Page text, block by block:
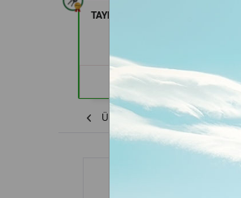
TAYFUN 2.0 GmbH (in Nürnberg)
Übersicht Fiat